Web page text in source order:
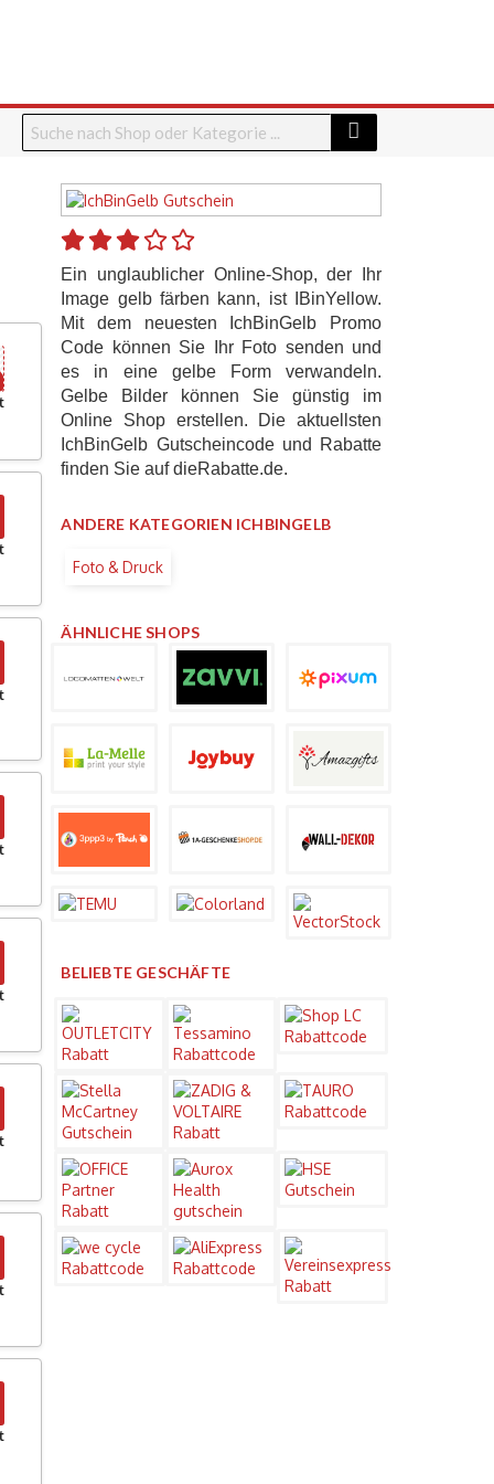
Ein unglaublicher Online-Shop, der Ihr
Image gelb färben kann, ist IBinYellow.
Mit dem neuesten IchBinGelb Promo
Code können Sie Ihr Foto senden und
es in eine gelbe Form verwandeln.
Gelbe Bilder können Sie günstig im
Online Shop erstellen. Die aktuellsten
IchBinGelb Gutscheincode und Rabatte
finden Sie auf dieRabatte.de.
ANDERE KATEGORIEN ICHBINGELB
Foto & Druck
ÄHNLICHE SHOPS
BELIEBTE GESCHÄFTE